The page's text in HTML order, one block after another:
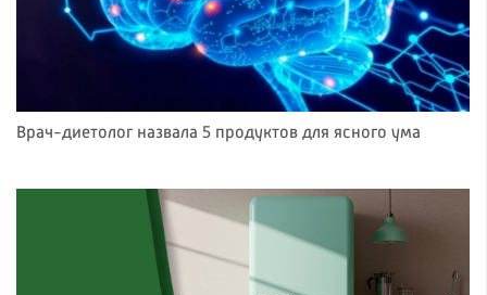
Врач-диетолог назвала 5 продуктов для ясного ума